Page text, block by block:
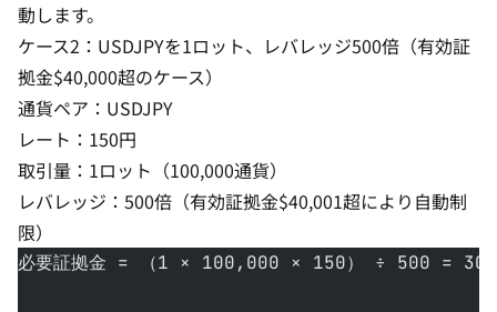
動します。
ケース2：USDJPYを1ロット、レバレッジ500倍（有効証
拠金$40,000超のケース）
通貨ペア：USDJPY
レート：150円
取引量：1ロット（100,000通貨）
レバレッジ：500倍（有効証拠金$40,001超により自動制
限）
必要証拠金 = （1 × 100,000 × 150） ÷ 500 =